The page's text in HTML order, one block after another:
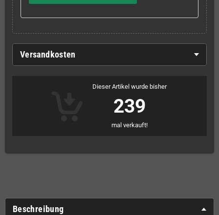
Versandkosten
Dieser Artikel wurde bisher
239
mal verkauft!
Beschreibung